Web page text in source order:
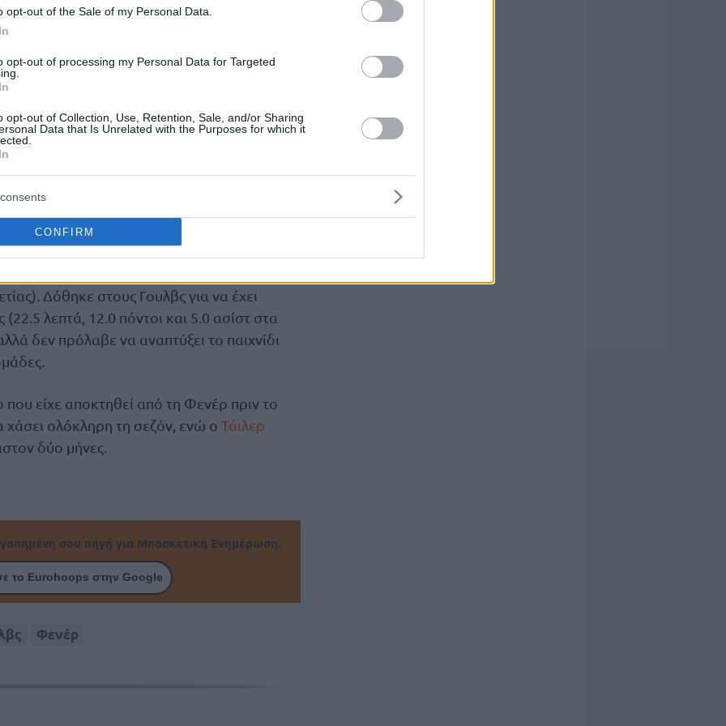
opt-out of the Sale of my Personal Data.
opt-out of processing my Personal Data for Targeted
opt-out of Collection, Use, Retention, Sale, and/or Sharing
Data that Is Unrelated with the Purposes for which it
CONFIRM
yaz döneminde transfer ederek
kiraladığı sporcumuz Arturs Zagars,
günü oynadığı Litvanya Ligi
October 19, 2023
τη Φενέρ μετά το σπουδαίο του
καλύτερης πεντάδας!
του ο Ζάγκαρς υπέστη ένα σοβαρό
τροχοπέδη στην καριέρα του όπως και
Δόθηκε στους Γουλβς για να έχει
λεπτά, 12.0 πόντοι και 5.0 ασίστ στα
δεν πρόλαβε να αναπτύξει το παιχνίδι
είχε αποκτηθεί από τη Φενέρ πριν το
ολόκληρη τη σεζόν, ενώ ο Τάιλερ
δύο μήνες.
σου πηγή για Μπασκετική Ενημέρωση.
το Eurohoops στην Google
Φενέρ